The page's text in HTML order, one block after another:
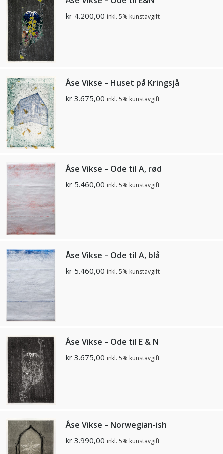
kr 4.200,00 inkl. 5% kunstavgift
Åse Vikse – Huset på Kringsjå
kr 3.675,00 inkl. 5% kunstavgift
Åse Vikse – Ode til A, rød
kr 5.460,00 inkl. 5% kunstavgift
Åse Vikse – Ode til A, blå
kr 5.460,00 inkl. 5% kunstavgift
Åse Vikse – Ode til E & N
kr 3.675,00 inkl. 5% kunstavgift
Åse Vikse – Norwegian-ish
kr 3.990,00 inkl. 5% kunstavgift